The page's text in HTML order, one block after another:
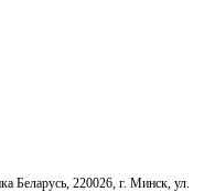
Беларусь, 220026, г. Минск, ул.